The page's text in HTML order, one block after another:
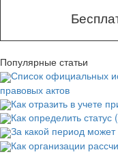
Популярные статьи
Список официальных
правовых актов
Как отразить в учете
Как определить
За какой период
Как организации